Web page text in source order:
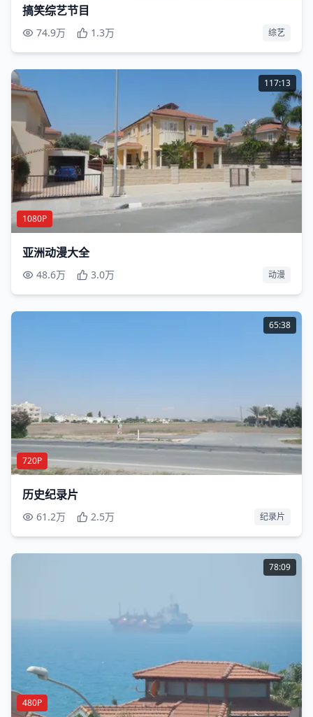
搞笑综艺节目
74.9万 1.3万 综艺
117:13
1080P
亚洲动漫大全
48.6万 3.0万 动漫
65:38
720P
历史纪录片
61.2万 2.5万 纪录片
78:09
480P